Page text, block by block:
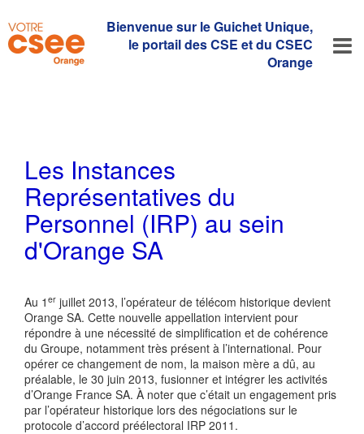
Bienvenue sur le Guichet Unique,
le portail des CSE et du CSEC
Orange
Les Instances
Représentatives du
Personnel (IRP) au sein
d'Orange SA
Au 1 er juillet 2013, l’opérateur de télécom historique devient
Orange SA. Cette nouvelle appellation intervient pour
répondre à une nécessité de simplification et de cohérence
du Groupe, notamment très présent à l’international. Pour
opérer ce changement de nom, la maison mère a dû, au
préalable, le 30 juin 2013, fusionner et intégrer les activités
d’Orange France SA. À noter que c’était un engagement pris
par l’opérateur historique lors des négociations sur le
protocole d’accord préélectoral IRP 2011.